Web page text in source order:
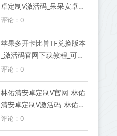
卓定制V激活码_呆呆安卓定
制V授权码优秀服务商
评论：0
苹果多开卡比兽TF兑换版本
_激活码官网下载教程_可以
发本地大视频
评论：0
林佑清安卓定制V官网_林佑
清安卓定制V激活码_林佑清
安卓定制V授权码优秀服务
商
评论：0